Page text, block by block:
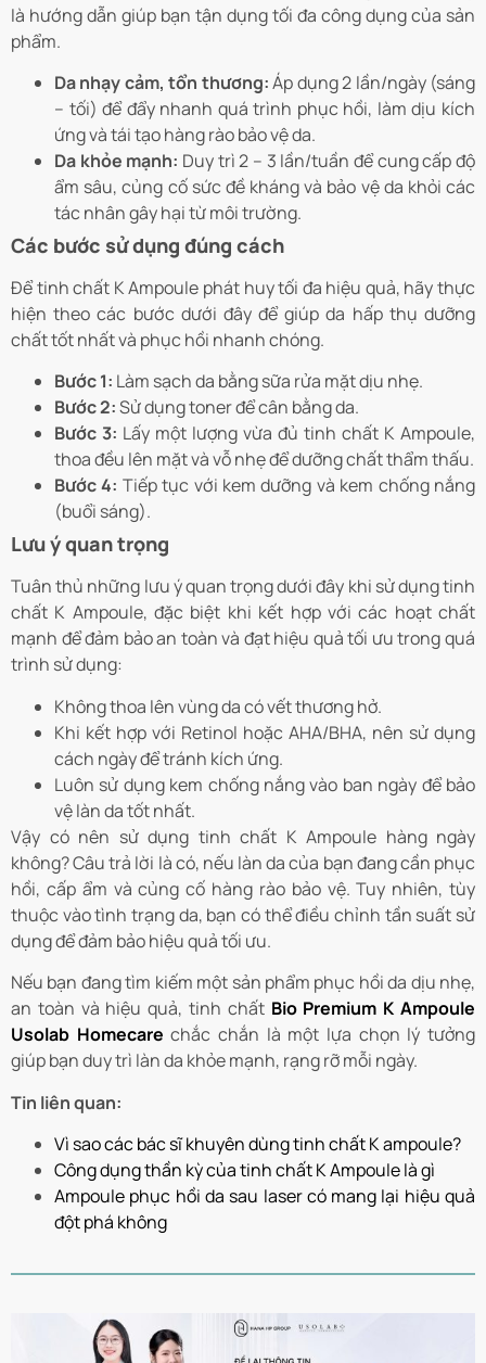
là hướng dẫn giúp bạn tận dụng tối đa công dụng của sản
phẩm.
Da nhạy cảm, tổn thương:Áp dụng 2 lần/ngày (sáng
– tối) để đẩy nhanh quá trình phục hồi, làm dịu kích
ứng và tái tạo hàng rào bảo vệ da.
Da khỏe mạnh: Duy trì 2 – 3 lần/tuần để cung cấp độ
ẩm sâu, củng cố sức đề kháng và bảo vệ da khỏi các
tác nhân gây hại từ môi trường.
Các bước sử dụng đúng cách
Để tinh chất K Ampoule phát huy tối đa hiệu quả, hãy thực
hiện theo các bước dưới đây để giúp da hấp thụ dưỡng
chất tốt nhất và phục hồi nhanh chóng.
Bước 1: Làm sạch da bằng sữa rửa mặt dịu nhẹ.
Bước 2:Sử dụng toner để cân bằng da.
Bước 3: Lấy một lượng vừa đủ tinh chất K Ampoule,
thoa đều lên mặt và vỗ nhẹ để dưỡng chất thẩm thấu.
Bước 4: Tiếp tục với kem dưỡng và kem chống nắng
(buổi sáng).
Lưu ý quan trọng
Tuân thủ những lưu ý quan trọng dưới đây khi sử dụng tinh
chất K Ampoule, đặc biệt khi kết hợp với các hoạt chất
mạnh để đảm bảo an toàn và đạt hiệu quả tối ưu trong quá
trình sử dụng:
Không thoa lên vùng da có vết thương hở.
Khi kết hợp với Retinol hoặc AHA/BHA, nên sử dụng
cách ngày để tránh kích ứng.
Luôn sử dụng kem chống nắng vào ban ngày để bảo
vệ làn da tốt nhất.
Vậy có nên sử dụng tinh chất K Ampoule hàng ngày
không? Câu trả lời là có, nếu làn da của bạn đang cần phục
hồi, cấp ẩm và củng cố hàng rào bảo vệ. Tuy nhiên, tùy
thuộc vào tình trạng da, bạn có thể điều chỉnh tần suất sử
dụng để đảm bảo hiệu quả tối ưu.
Nếu bạn đang tìm kiếm một sản phẩm phục hồi da dịu nhẹ,
an toàn và hiệu quả, tinh chất Bio Premium K Ampoule
Usolab Homecare chắc chắn là một lựa chọn lý tưởng
giúp bạn duy trì làn da khỏe mạnh, rạng rỡ mỗi ngày.
Tin liên quan:
Vì sao các bác sĩ khuyên dùng tinh chất K ampoule?
Công dụng thần kỳ của tinh chất K Ampoule là gì
Ampoule phục hồi da sau laser có mang lại hiệu quả
đột phá không